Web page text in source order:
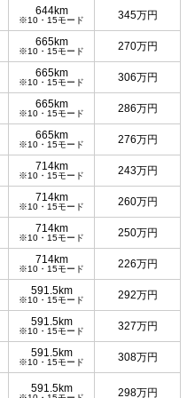
644km
※10・15モード 345万円
665km
※10・15モード 270万円
665km
※10・15モード 306万円
665km
※10・15モード 286万円
665km
※10・15モード 276万円
714km
※10・15モード 243万円
714km
※10・15モード 260万円
714km
※10・15モード 250万円
714km
※10・15モード 226万円
591.5km
※10・15モード 292万円
591.5km
※10・15モード 327万円
591.5km
※10・15モード 308万円
591.5km 298万円